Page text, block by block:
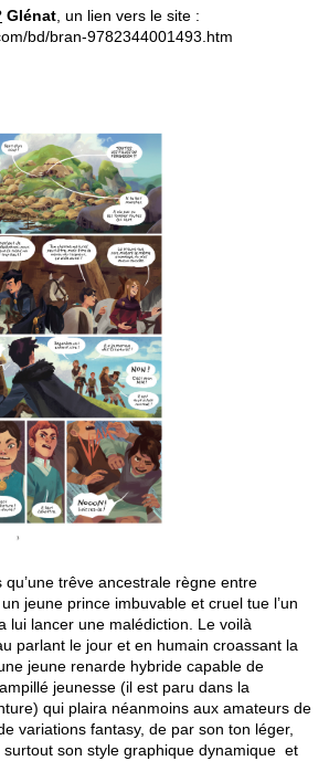
Glénat , un lien vers le site :
bd/bran-9782344001493.htm
qu’une trêve ancestrale règne entre
jeune prince imbuvable et cruel tue l’un
lui lancer une malédiction. Le voilà
parlant le jour et en humain croassant la
jeune renarde hybride capable de
jeunesse (il est paru dans la
qui plaira néanmoins aux amateurs de
variations fantasy, de par son ton léger,
son style graphique dynamique et